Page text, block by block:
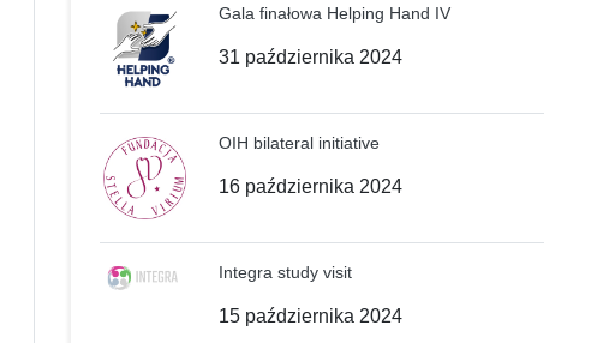
Gala finałowa Helping Hand IV
31 października 2024
OIH bilateral initiative
16 października 2024
Integra study visit
15 października 2024